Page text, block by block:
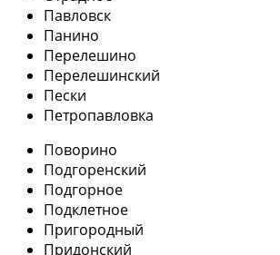
Павловск
Панино
Перелешино
Перелешинский
Пески
Петропавловка
Поворино
Подгоренский
Подгорное
Подклетное
Пригородный
Придонский